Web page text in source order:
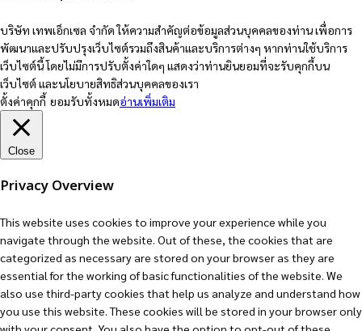
บริษัท เทพเอ็กเซล จำกัด ให้ความสำคัญต่อข้อมูลส่วนบุคคลของท่าน เพื่อการ
พัฒนาและปรับปรุงเว็บไซต์รวมถึงสินค้าและบริการต่างๆ หากท่านใช้บริการ
เว็บไซต์นี้ โดยไม่มีการปรับตั้งค่าใดๆ แสดงว่าท่านยินยอมที่จะรับคุกกี้บน
เว็บไซต์ และนโยบายสิทธิส่วนบุคคลของเรา
ตั้งค่าคุกกี้ ยอมรับทั้งหมดอ่านเพิ่มเติม
Close
Privacy Overview
This website uses cookies to improve your experience while you
navigate through the website. Out of these, the cookies that are
categorized as necessary are stored on your browser as they are
essential for the working of basic functionalities of the website. We
also use third-party cookies that help us analyze and understand how
you use this website. These cookies will be stored in your browser only